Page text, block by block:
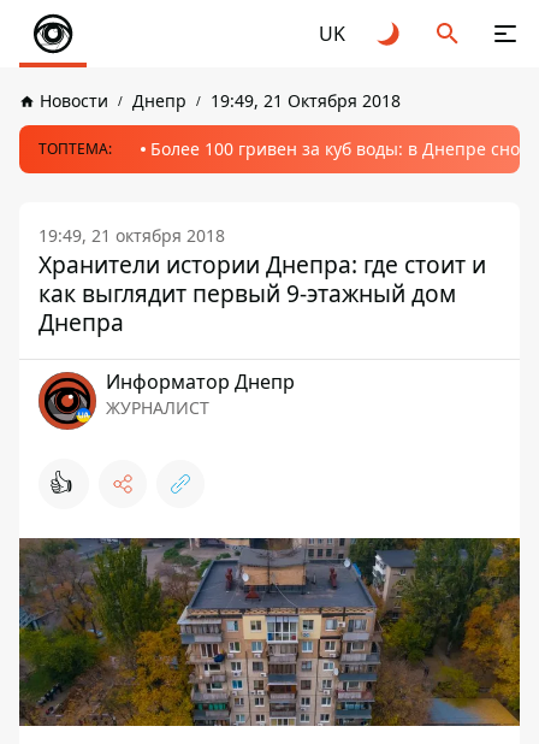
UK
Новости Днепр 19:49, 21 Октября 2018
ТОПТЕМА: Более 100 гривен за куб воды: в Днепре
19:49, 21 октября 2018
Хранители истории Днепра: где стоит и
как выглядит первый 9-этажный дом
Днепра
Информатор Днепр
ЖУРНАЛИСТ
👍